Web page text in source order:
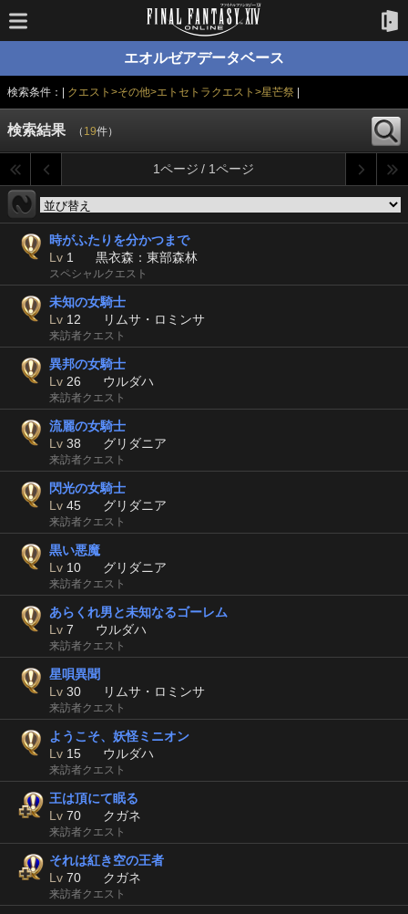
エオルゼアデータベース
検索条件：| クエスト>その他>エトセトラクエスト>星芒祭|
検索結果 （ 19件）
1ページ / 1ページ
時がふたりを分かつまで
Lv 1 黒衣森：東部森林
スペシャルクエスト
未知の女騎士
Lv 12 リムサ・ロミンサ
来訪者クエスト
異邦の女騎士
Lv 26 ウルダハ
来訪者クエスト
流麗の女騎士
Lv 38 グリダニア
来訪者クエスト
閃光の女騎士
Lv 45 グリダニア
来訪者クエスト
黒い悪魔
Lv 10 グリダニア
来訪者クエスト
あらくれ男と未知なるゴーレム
Lv 7 ウルダハ
来訪者クエスト
星唄異聞
Lv 30 リムサ・ロミンサ
来訪者クエスト
ようこそ、妖怪ミニオン
Lv 15 ウルダハ
来訪者クエスト
王は頂にて眠る
Lv 70 クガネ
来訪者クエスト
それは紅き空の王者
Lv 70 クガネ
来訪者クエスト